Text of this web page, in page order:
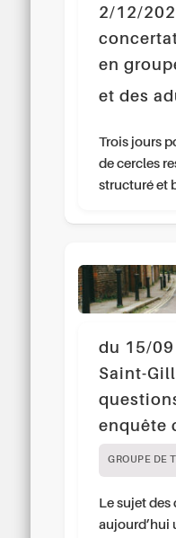
2/12/
en
et des
Trois jours
de cercles
structuré et
du 15/09
Saint-
enquête
GROUPE DE
Le sujet des
aujourd’hui